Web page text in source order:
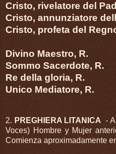
Cristo, rivelatore del
Cristo, annunziatore
Cristo, profeta del
Divino Maestro, R.
Sommo Sacerdote, R.
Re della gloria, R.
Unico Mediatore, R.
2. PREGHIERA LITANICA -
Voces) Hombre y Mujer
Comienza aproximadamente